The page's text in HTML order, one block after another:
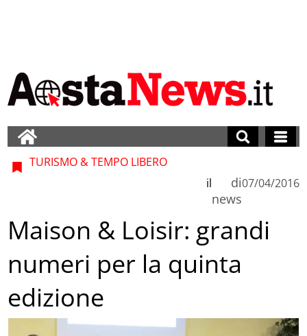
TURISMO & TEMPO LIBERO
di
news
il 07/04/2016
Maison & Loisir: grandi
numeri per la quinta
edizione